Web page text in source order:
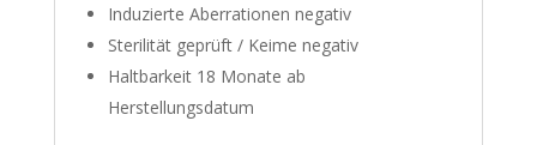
Induzierte Aberrationen negativ
Sterilität geprüft / Keime negativ
Haltbarkeit 18 Monate ab
Herstellungsdatum